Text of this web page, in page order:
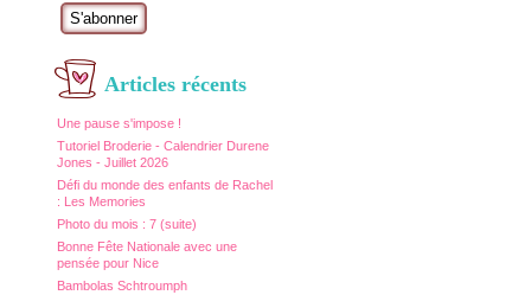
Articles récents
Une pause s'impose !
Tutoriel Broderie - Calendrier Durene
Jones - Juillet 2026
Défi du monde des enfants de Rachel
: Les Memories
Photo du mois : 7 (suite)
Bonne Fête Nationale avec une
pensée pour Nice
Bambolas Schtroumph